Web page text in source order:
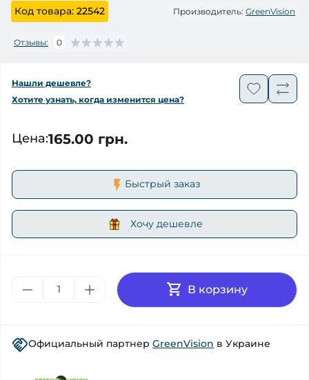
Код товара: 22542 Производитель: GreenVision
Отзывы: 0
Нашли дешевле?
Хотите узнать, когда изменится цена?
Цена:165.00 грн.
Быстрый заказ
Хочу дешевле
В корзину
Официальный партнер GreenVision в Украине